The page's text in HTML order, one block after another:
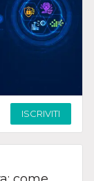
ISCRIVITI